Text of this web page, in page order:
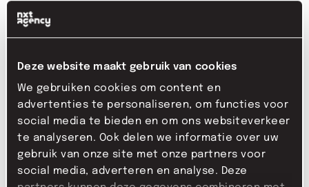
Deze website maakt gebruik van cookies
We gebruiken cookies om content en
advertenties te personaliseren, om functies voor
social media te bieden en om ons websiteverkeer
te analyseren. Ook delen we informatie over uw
gebruik van onze site met onze partners voor
social media, adverteren en analyse. Deze
info@nxt.agency